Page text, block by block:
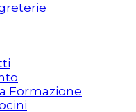
Formazione